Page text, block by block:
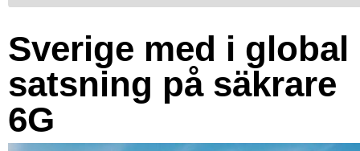
Sverige med i global
satsning på säkrare
6G